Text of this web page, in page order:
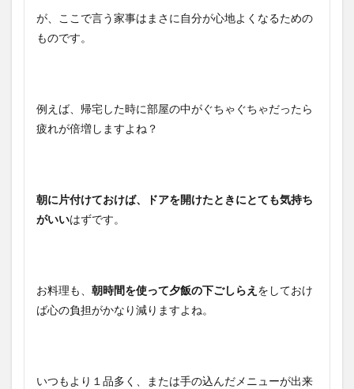
が、ここで言う家事はまさに自分が心地よくなるための
ものです。
例えば、帰宅した時に部屋の中がぐちゃぐちゃだったら
疲れが倍増しますよね？
朝に片付けておけば、ドアを開けたときにとても気持ち
がいいはずです。
お料理も、 朝時間を使って夕飯の下ごしらえ をしておけ
ば心の負担がかなり減りますよね。
いつもより１品多く、または手の込んだメニューが出来